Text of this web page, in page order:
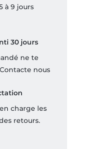
à 9 jours
30 jours
ne te
nous
charge les
retours.